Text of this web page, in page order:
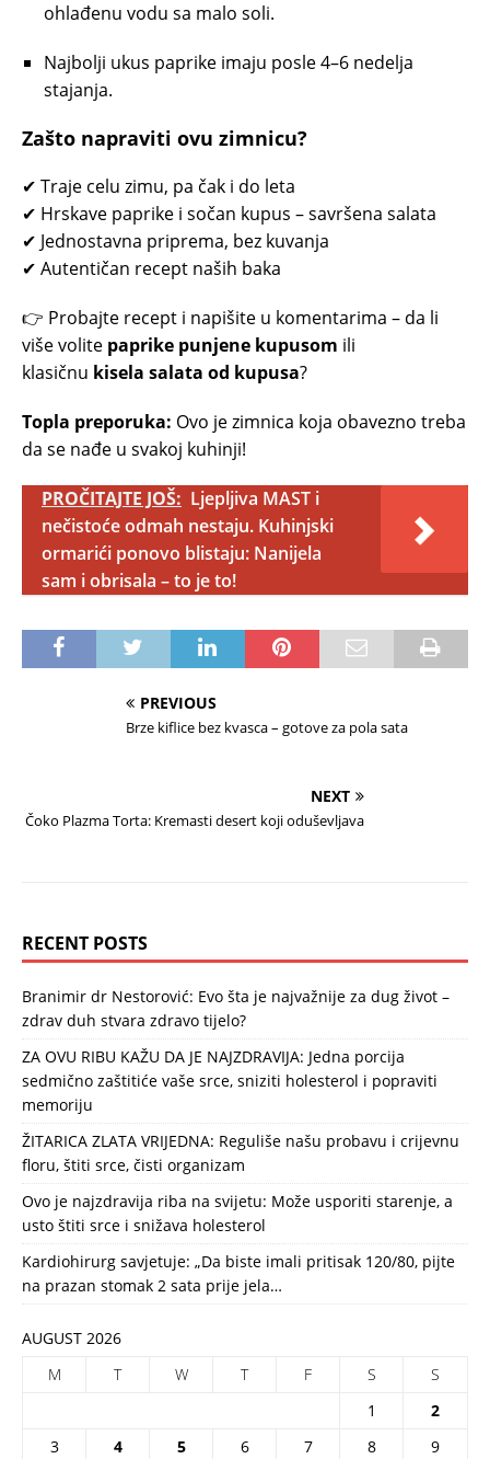
ohlađenu vodu sa malo soli.
Najbolji ukus paprike imaju posle 4–6 nedelja
stajanja.
Zašto napraviti ovu zimnicu?
✔ Traje celu zimu, pa čak i do leta
✔ Hrskave paprike i sočan kupus – savršena salata
✔ Jednostavna priprema, bez kuvanja
✔ Autentičan recept naših baka
👉 Probajte recept i napišite u komentarima – da li
više volite paprike punjene kupusom ili
klasičnu kisela salata od kupusa?
Topla preporuka: Ovo je zimnica koja obavezno treba
da se nađe u svakoj kuhinji!
PROČITAJTE JOŠ: Ljepljiva MAST i
nečistoće odmah nestaju. Kuhinjski
ormarići ponovo blistaju: Nanijela
sam i obrisala – to je to!
PREVIOUS
Brze kiflice bez kvasca – gotove za pola sata
NEXT
Čoko Plazma Torta: Kremasti desert koji oduševljava
RECENT POSTS
Branimir dr Nestorović: Evo šta je najvažnije za dug život –
zdrav duh stvara zdravo tijelo?
ZA OVU RIBU KAŽU DA JE NAJZDRAVIJA: Jedna porcija
sedmično zaštitiće vaše srce, sniziti holesterol i popraviti
memoriju
ŽITARICA ZLATA VRIJEDNA: Reguliše našu probavu i crijevnu
floru, štiti srce, čisti organizam
Ovo je najzdravija riba na svijetu: Može usporiti starenje, a
usto štiti srce i snižava holesterol
Kardiohirurg savjetuje: „Da biste imali pritisak 120/80, pijte
na prazan stomak 2 sata prije jela…
AUGUST 2026
M
T W T F S
S
1
2
3
4 5 6 7 8 9